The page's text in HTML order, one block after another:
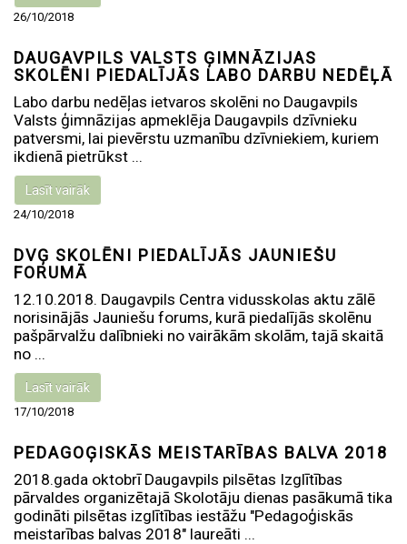
26/10/2018
DAUGAVPILS VALSTS ĢIMNĀZIJAS
SKOLĒNI PIEDALĪJĀS LABO DARBU NEDĒĻĀ
Labo darbu nedēļas ietvaros skolēni no Daugavpils
Valsts ģimnāzijas apmeklēja Daugavpils dzīvnieku
patversmi, lai pievērstu uzmanību dzīvniekiem, kuriem
ikdienā pietrūkst ...
Lasīt vairāk
24/10/2018
DVĢ SKOLĒNI PIEDALĪJĀS JAUNIEŠU
FORUMĀ
12.10.2018. Daugavpils Centra vidusskolas aktu zālē
norisinājās Jauniešu forums, kurā piedalījās skolēnu
pašpārvalžu dalībnieki no vairākām skolām, tajā skaitā
no ...
Lasīt vairāk
17/10/2018
PEDAGOĢISKĀS MEISTARĪBAS BALVA 2018
2018.gada oktobrī Daugavpils pilsētas Izglītības
pārvaldes organizētajā Skolotāju dienas pasākumā tika
godināti pilsētas izglītības iestāžu "Pedagoģiskās
meistarības balvas 2018" laureāti ...